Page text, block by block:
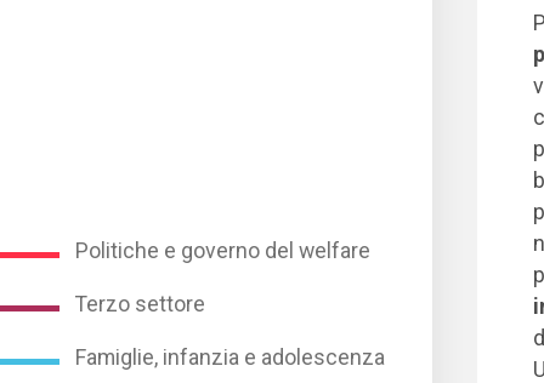
Politiche e governo del welfare
Terzo settore
Famiglie, infanzia e adolescenza